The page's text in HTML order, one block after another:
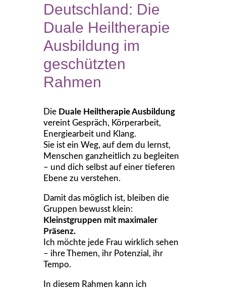
Deutschland: Die
Duale Heiltherapie
Ausbildung im
geschützten
Rahmen
Die Duale Heiltherapie Ausbildung
vereint Gespräch, Körperarbeit,
Energiearbeit und Klang.
Sie ist ein Weg, auf dem du lernst,
Menschen ganzheitlich zu begleiten
– und dich selbst auf einer tieferen
Ebene zu verstehen.
Damit das möglich ist, bleiben die
Gruppen bewusst klein:
Kleinstgruppen mit maximaler
Präsenz.
Ich möchte jede Frau wirklich sehen
– ihre Themen, ihr Potenzial, ihr
Tempo.
In diesem Rahmen kann ich